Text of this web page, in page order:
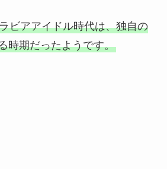
ビアアイドル時代は、独自の
時期だったようです。